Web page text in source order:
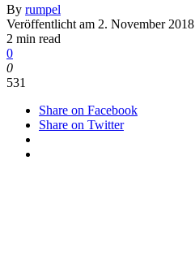
By rumpel
Veröffentlicht am 2. November 2018
2 min read
0
0
531
Share on Facebook
Share on Twitter